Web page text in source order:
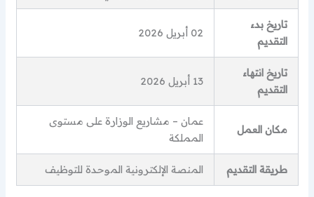
تاريخ بدء
التقديم
02 أبريل 2026
تاريخ انتهاء
التقديم
13 أبريل 2026
مكان العمل
عمان – مشاريع الوزارة على مستوى
المملكة
طريقة التقديم المنصة الإلكترونية الموحدة للتوظيف